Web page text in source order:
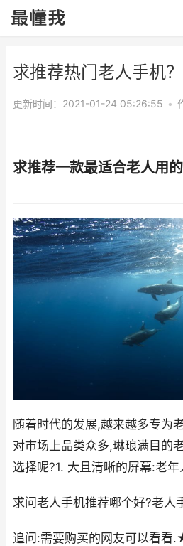
求推荐热门老人手机？
更新时间：2021-01-24 05:26:55 •
求推荐一款最适合老人用
随着时代的发展,越来越多专为
对市场上品类众多,琳琅满目的
选择呢?1. 大且清晰的屏幕:老
求问老人手机推荐哪个好?老人
追问:需要购买的网友可以看看